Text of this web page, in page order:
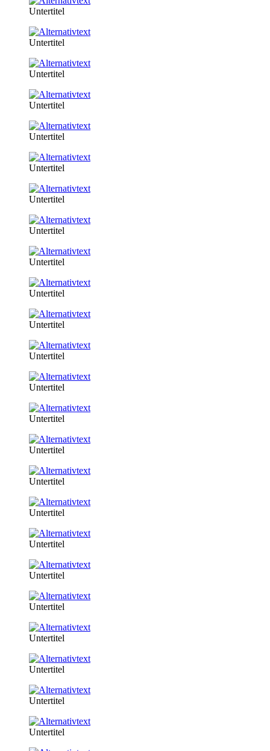
Untertitel
Untertitel
Untertitel
Untertitel
Untertitel
Untertitel
Untertitel
Untertitel
Untertitel
Untertitel
Untertitel
Untertitel
Untertitel
Untertitel
Untertitel
Untertitel
Untertitel
Untertitel
Untertitel
Untertitel
Untertitel
Untertitel
Untertitel
Untertitel